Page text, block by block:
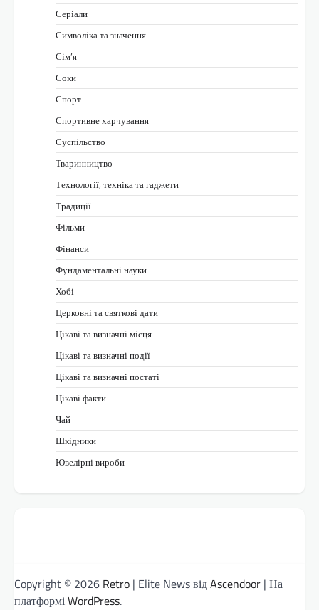
Серіали
Символіка та значення
Сім’я
Соки
Спорт
Спортивне харчування
Суспільство
Тваринництво
Технології, техніка та гаджети
Традиції
Фільми
Фінанси
Фундаментальні науки
Хобі
Церковні та святкові дати
Цікаві та визначні місця
Цікаві та визначні події
Цікаві та визначні постаті
Цікаві факти
Чай
Шкідники
Ювелірні вироби
Copyright © 2026 Retro | Elite News відAscendoor | На
платформіWordPress.